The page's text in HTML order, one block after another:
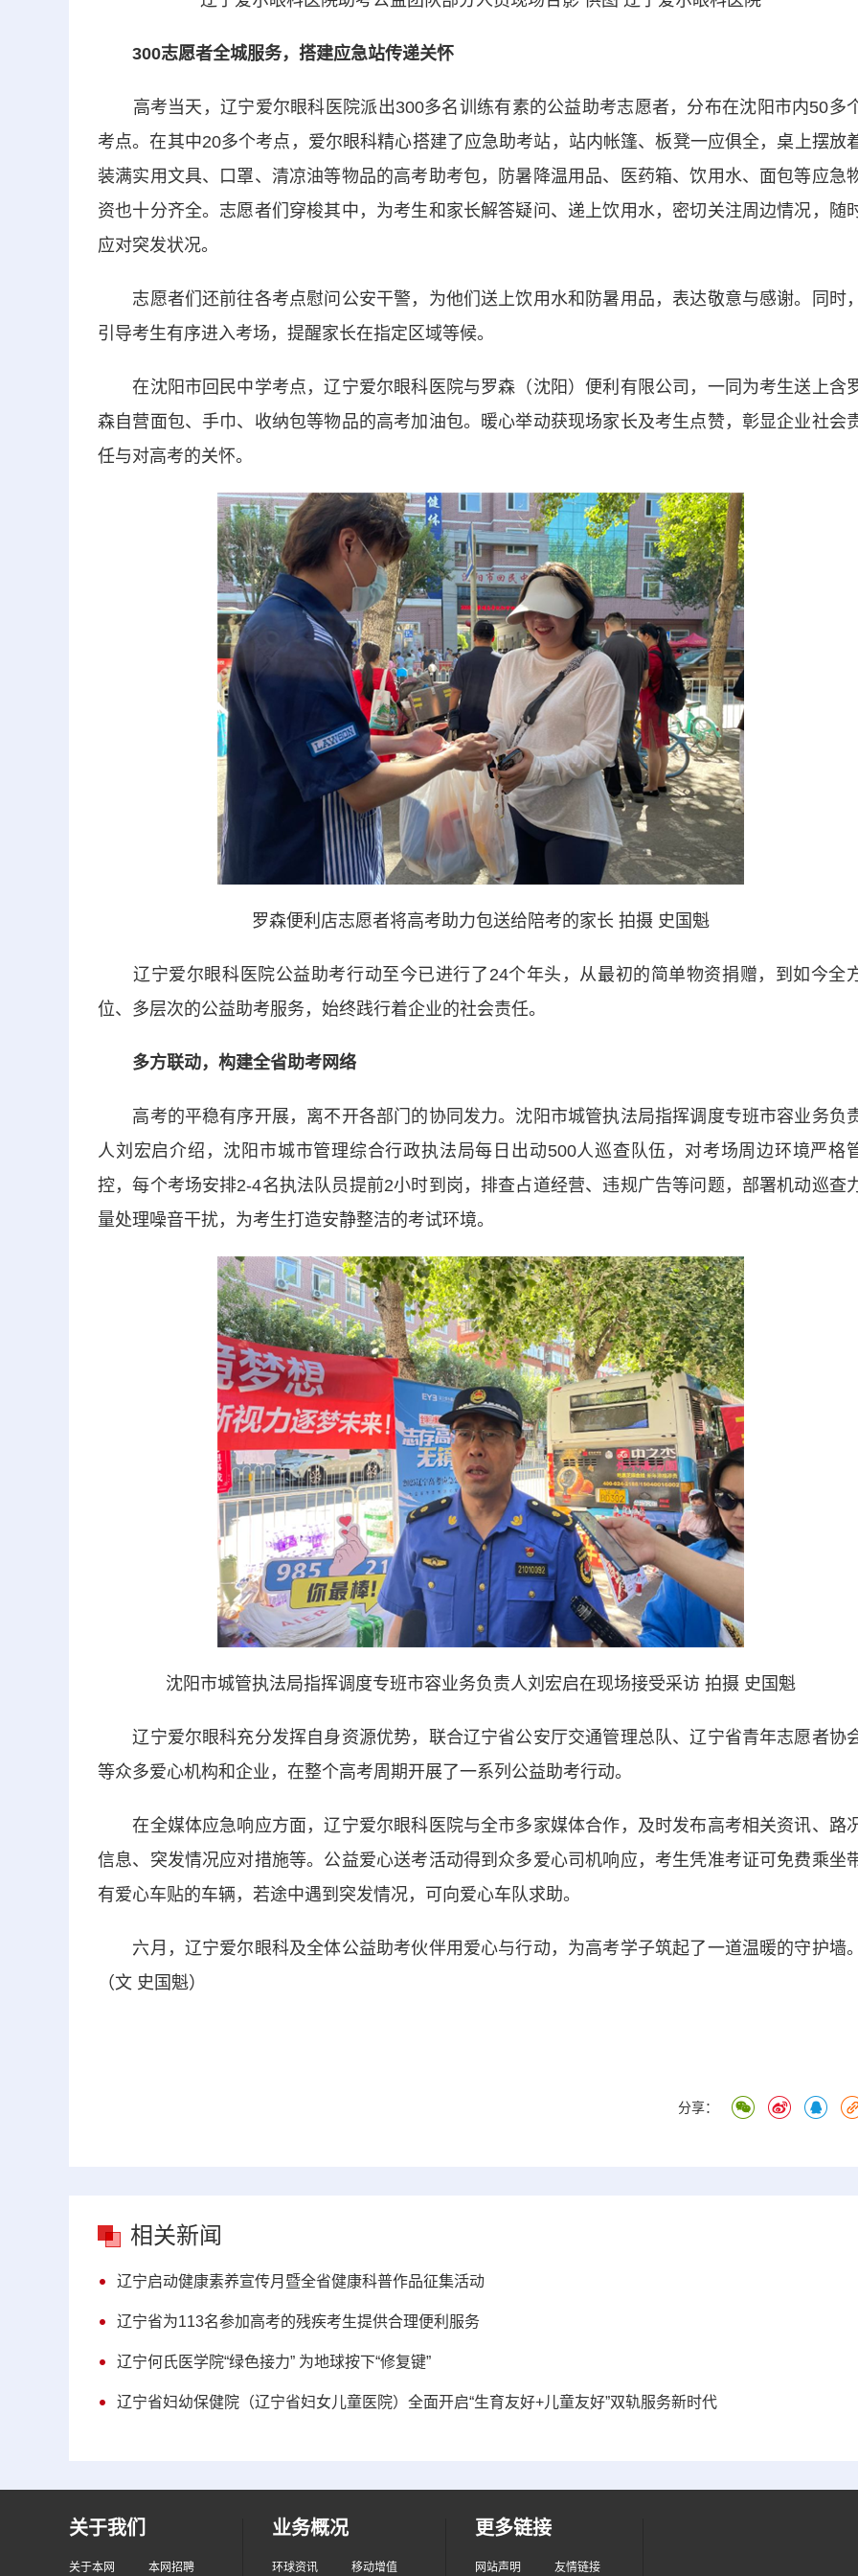
300志愿者全城服务，搭建应急站传递关怀
高考当天，辽宁爱尔眼科医院派出300多名训练有素的公益助考志愿者，分布在沈阳市内50多
考点。在其中20多个考点，爱尔眼科精心搭建了应急助考站，站内帐篷、板凳一应俱全，桌上摆放
装满实用文具、口罩、清凉油等物品的高考助考包，防暑降温用品、医药箱、饮用水、面包等应急
资也十分齐全。志愿者们穿梭其中，为考生和家长解答疑问、递上饮用水，密切关注周边情况，随
应对突发状况。
志愿者们还前往各考点慰问公安干警，为他们送上饮用水和防暑用品，表达敬意与感谢。同时，
引导考生有序进入考场，提醒家长在指定区域等候。
在沈阳市回民中学考点，辽宁爱尔眼科医院与罗森（沈阳）便利有限公司，一同为考生送上含
森自营面包、手巾、收纳包等物品的高考加油包。暖心举动获现场家长及考生点赞，彰显企业社会
任与对高考的关怀。
罗森便利店志愿者将高考助力包送给陪考的家长 拍摄 史国魁
辽宁爱尔眼科医院公益助考行动至今已进行了24个年头，从最初的简单物资捐赠，到如今全
位、多层次的公益助考服务，始终践行着企业的社会责任。
多方联动，构建全省助考网络
高考的平稳有序开展，离不开各部门的协同发力。沈阳市城管执法局指挥调度专班市容业务负
人刘宏启介绍，沈阳市城市管理综合行政执法局每日出动500人巡查队伍，对考场周边环境严格
控，每个考场安排2-4名执法队员提前2小时到岗，排查占道经营、违规广告等问题，部署机动巡查
量处理噪音干扰，为考生打造安静整洁的考试环境。
沈阳市城管执法局指挥调度专班市容业务负责人刘宏启在现场接受采访 拍摄 史国魁
辽宁爱尔眼科充分发挥自身资源优势，联合辽宁省公安厅交通管理总队、辽宁省青年志愿者协
等众多爱心机构和企业，在整个高考周期开展了一系列公益助考行动。
在全媒体应急响应方面，辽宁爱尔眼科医院与全市多家媒体合作，及时发布高考相关资讯、路
信息、突发情况应对措施等。公益爱心送考活动得到众多爱心司机响应，考生凭准考证可免费乘坐
有爱心车贴的车辆，若途中遇到突发情况，可向爱心车队求助。
六月，辽宁爱尔眼科及全体公益助考伙伴用爱心与行动，为高考学子筑起了一道温暖的守护墙。
（文 史国魁）
分享：
相关新闻
辽宁启动健康素养宣传月暨全省健康科普作品征集活动
辽宁省为113名参加高考的残疾考生提供合理便利服务
辽宁何氏医学院“绿色接力” 为地球按下“修复键”
辽宁省妇幼保健院（辽宁省妇女儿童医院）全面开启“生育友好+儿童友好”双轨服务新时代
关于我们
关于本网 本网招聘
业务概况
环球资讯 移动增值
更多链接
网站声明 友情链接